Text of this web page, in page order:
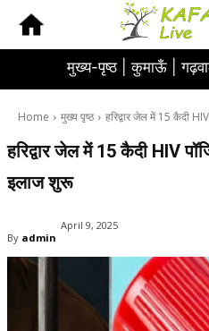
मुख्य-पृष्ठ |कुमाऊँ |
Home मुख्य पृष्ठ हरिद्वार जेल में 15 कैदी
हरिद्वार जेल में 15 कैदी HIV
इलाज शुरू
By admin
April 9, 2025